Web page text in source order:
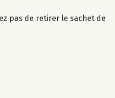
pas de retirer le sachet de